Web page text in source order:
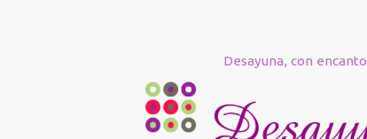
Desayuna, con encanto